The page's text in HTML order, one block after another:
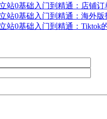
站0基础入门到精通：店铺订
站0基础入门到精通：海外
站0基础入门到精通：Tiktok